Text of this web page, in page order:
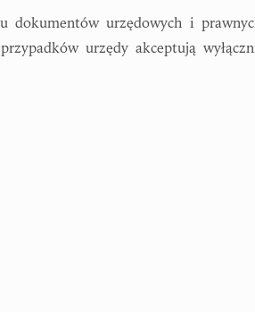
dokumentów urzędowych i
urzędy akceptują